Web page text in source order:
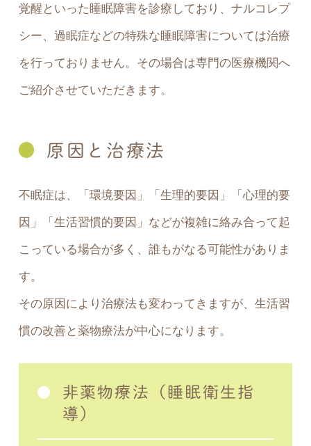
覚醒といった睡眠障害を診療しており、ナルコレプ
シー、過眠症などの特殊な睡眠障害については治療
を行っておりません。その場合は専門の医療機関へ
ご紹介させていただきます。
原因と治療法
不眠症は、「環境要因」「生理的要因」「心理的要
因」「生活習慣的要因」などが複雑に絡み合って起
こっている場合が多く、誰もがなる可能性がありま
す。
その原因により治療法も変わってきますが、生活習
慣の改善と薬物療法が中心になります。
非薬物療法（睡眠衛生指
導）